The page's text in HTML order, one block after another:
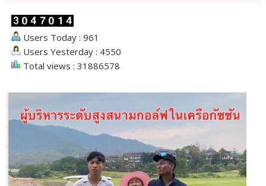
Users Today : 961
Users Yesterday : 4550
Total views : 31886578